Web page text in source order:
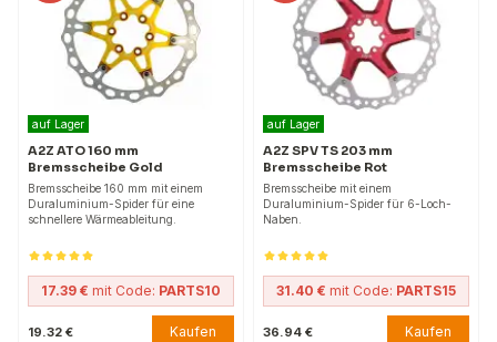
auf Lager
A2Z ATO 160 mm
Bremsscheibe Gold
Bremsscheibe 160 mm mit einem
Duraluminium-Spider für eine
schnellere Wärmeableitung.
17.39 € mit Code: PARTS10
19.32 € Kaufen
auf Lager
A2Z SPV TS 203 mm
Bremsscheibe Rot
Bremsscheibe mit einem
Duraluminium-Spider für 6-Loch-
Naben.
31.40 € mit Code: PARTS15
36.94 € Kaufen